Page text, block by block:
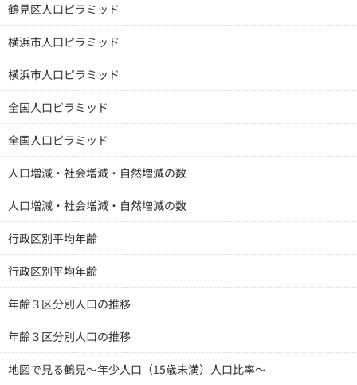
鶴見区人口ピラミッド
横浜市人口ピラミッド
横浜市人口ピラミッド
全国人口ピラミッド
全国人口ピラミッド
人口増減・社会増減・自然増減の数
人口増減・社会増減・自然増減の数
行政区別平均年齢
行政区別平均年齢
年齢３区分別人口の推移
年齢３区分別人口の推移
地図で見る鶴見～年少人口（15歳未満）人口比率～